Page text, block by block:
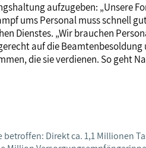
aufzugeben: „Unsere
ums Personal muss schnell
Dienstes. „Wir brauchen
auf die
die sie verdienen. So geht
Direkt ca. 1,1 Millionen